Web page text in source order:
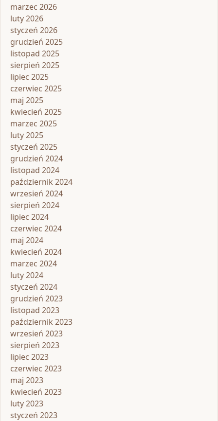
marzec 2026
luty 2026
styczeń 2026
grudzień 2025
listopad 2025
sierpień 2025
lipiec 2025
czerwiec 2025
maj 2025
kwiecień 2025
marzec 2025
luty 2025
styczeń 2025
grudzień 2024
listopad 2024
październik 2024
wrzesień 2024
sierpień 2024
lipiec 2024
czerwiec 2024
maj 2024
kwiecień 2024
marzec 2024
luty 2024
styczeń 2024
grudzień 2023
listopad 2023
październik 2023
wrzesień 2023
sierpień 2023
lipiec 2023
czerwiec 2023
maj 2023
kwiecień 2023
luty 2023
styczeń 2023